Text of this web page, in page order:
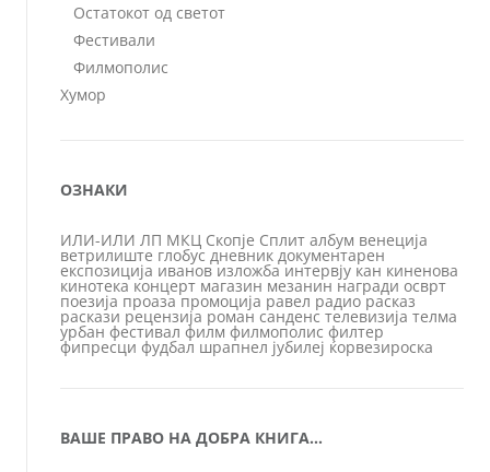
Остатокот од светот
Фестивали
Филмополис
Хумор
ОЗНАКИ
ИЛИ-ИЛИ ЛП МКЦ Скопје Сплит албум венеција
ветрилиште глобус дневник документарен
експозиција иванов изложба интервју кан киненова
кинотека концерт магазин мезанин награди осврт
поезија проаза промоција равел радио расказ
раскази рецензија роман санденс телевизија телма
урбан фестивал филм филмополис филтер
фипресци фудбал шрапнел јубилеј ќорвезироска
ВАШЕ ПРАВО НА ДОБРА КНИГА…